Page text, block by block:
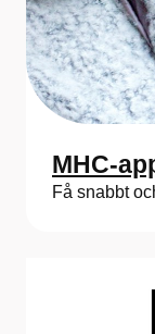
MHC-
Få snabbt